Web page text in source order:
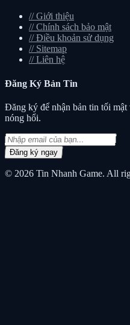
// Giới thiệu
// Chính sách bảo mật
// Điều khoản sử dụng
// Sitemap
// Liên hệ
Đăng Ký Bản Tin
Đăng ký để nhận bản tin tối
nóng hổi.
Đăng ký ngay
© 2026 Tin Nhanh Game. All